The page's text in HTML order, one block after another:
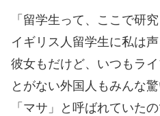
「留学生って、ここで研
イギリス人留学生に私は
彼女もだけど、いつもラ
とがない外国人もみんな
「マサ」と呼ばれていた